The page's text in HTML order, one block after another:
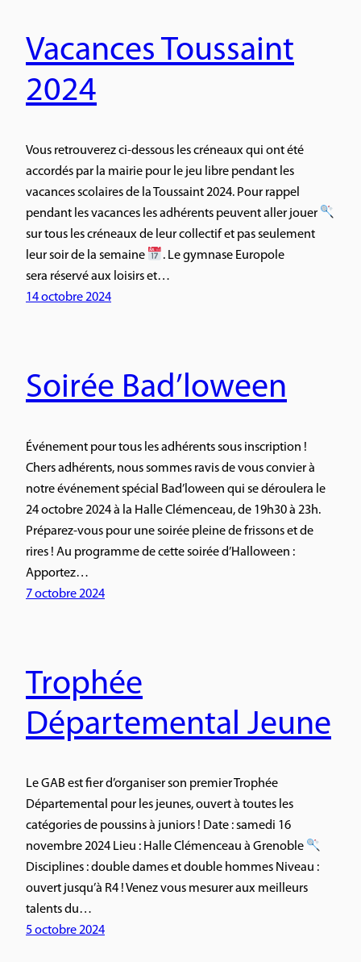
Vacances Toussaint
2024
Vous retrouverez ci-dessous les créneaux qui ont été
accordés par la mairie pour le jeu libre pendant les
vacances scolaires de la Toussaint 2024. Pour rappel
pendant les vacances les adhérents peuvent aller jouer
sur tous les créneaux de leur collectif et pas seulement
leur soir de la semaine
. Le gymnase Europole
sera réservé aux loisirs et…
14 octobre 2024
Soirée Bad’loween
Événement pour tous les adhérents sous inscription !
Chers adhérents, nous sommes ravis de vous convier à
notre événement spécial Bad’loween qui se déroulera le
24 octobre 2024 à la Halle Clémenceau, de 19h30 à 23h.
Préparez-vous pour une soirée pleine de frissons et de
rires ! Au programme de cette soirée d’Halloween :
Apportez…
7 octobre 2024
Trophée
Départemental Jeune
Le GAB est fier d’organiser son premier Trophée
Départemental pour les jeunes, ouvert à toutes les
catégories de poussins à juniors ! Date : samedi 16
novembre 2024 Lieu : Halle Clémenceau à Grenoble
Disciplines : double dames et double hommes Niveau :
ouvert jusqu’à R4 ! Venez vous mesurer aux meilleurs
talents du…
5 octobre 2024